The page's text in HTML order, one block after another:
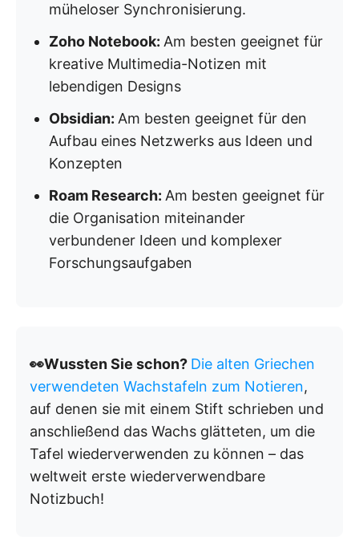
müheloser Synchronisierung.
Zoho Notebook: Am besten geeignet für
kreative Multimedia-Notizen mit
lebendigen Designs
Obsidian: Am besten geeignet für den
Aufbau eines Netzwerks aus Ideen und
Konzepten
Roam Research: Am besten geeignet für
die Organisation miteinander
verbundener Ideen und komplexer
Forschungsaufgaben
👀Wussten Sie schon? Die alten Griechen
verwendeten Wachstafeln zum Notieren,
auf denen sie mit einem Stift schrieben und
anschließend das Wachs glätteten, um die
Tafel wiederverwenden zu können – das
weltweit erste wiederverwendbare
Notizbuch!